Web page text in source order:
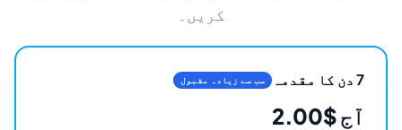
کریں۔
7 دن کا مقدمہ سب سے زیادہ مقبول
آج $2.00